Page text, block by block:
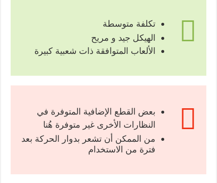
تكلفة متوسطة
الهيكل جيد و مريح
الألعاب المتوافقة ذات شعبية كبيرة
بعض القطع الإضافية المتوفرة في
النظارات الأخرى غير متوفرة هُنا
من الممكن أن تشعر بدوار الحركة بعد
فترة من الاستخدام